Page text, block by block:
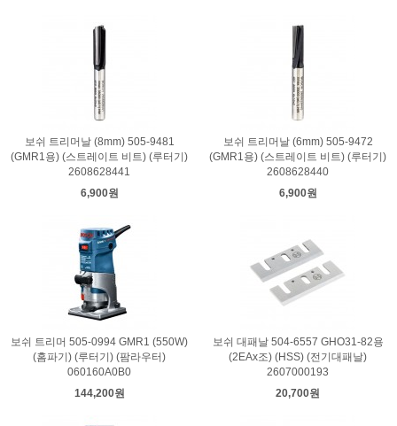
보쉬 트리머날 (8mm) 505-9481
(GMR1용) (스트레이트 비트) (루터기)
2608628441
6,900원
보쉬 트리머날 (6mm) 505-9472
(GMR1용) (스트레이트 비트) (루터기)
2608628440
6,900원
보쉬 트리머 505-0994 GMR1 (550W)
(홈파기) (루터기) (팜라우터)
060160A0B0
144,200원
보쉬 대패날 504-6557 GHO31-82용
(2EAx조) (HSS) (전기대패날)
2607000193
20,700원